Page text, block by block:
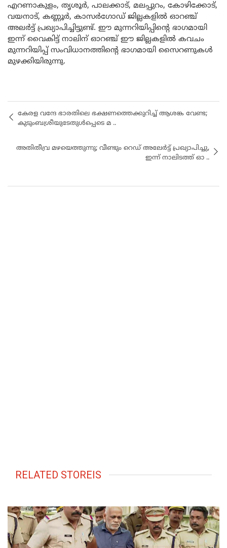
എറണാകുളം, തൃശൂര്‍, പാലക്കാട്, മലപ്പുറം, കോഴിക്കോട്,
വയനാട്, കണ്ണൂര്‍, കാസർഗോഡ് ജില്ലകളില്‍ ഓറഞ്ച്
അലര്‍ട്ട് പ്രഖ്യാപിച്ചിട്ടുണ്ട്. ഈ മുന്നറിയിപ്പിന്റെ ഭാഗമായി
ഇന്ന് വൈകിട്ട് നാലിന് ഓറഞ്ച് ഈ ജില്ലകളില്‍ കവചം
മുന്നറിയിപ്പ് സംവിധാനത്തിന്റെ ഭാഗമായി സൈറണുകള്‍
മുഴക്കിയിരുന്നു.
കേരള വന്ദേ ഭാരതിലെ ഭക്ഷണത്തെക്കുറിച്ച് ആശങ്ക വേണ്ട;
കുടുംബശ്രീയുടേതുൾപ്പെടെ മ ..
അതിതീവ്ര മഴയെത്തുന്നു; വീണ്ടും റെഡ് അലേർട്ട് പ്രഖ്യാപിച്ചു,
ഇന്ന് നാലിടത്ത് ഓ ..
RELATED STOREIS